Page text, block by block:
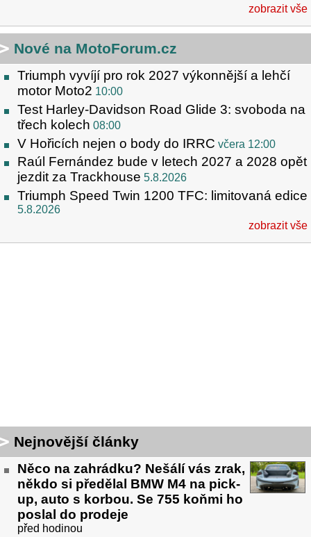
zobrazit vše
Nové na MotoForum.cz
Triumph vyvíjí pro rok 2027 výkonnější a lehčí
motor Moto2 10:00
Test Harley-Davidson Road Glide 3: svoboda na
třech kolech 08:00
V Hořicích nejen o body do IRRC včera 12:00
Raúl Fernández bude v letech 2027 a 2028 opět
jezdit za Trackhouse 5.8.2026
Triumph Speed Twin 1200 TFC: limitovaná edice
5.8.2026
zobrazit vše
Nejnovější články
Něco na zahrádku? Nešálí vás zrak,
někdo si předělal BMW M4 na pick-
up, auto s korbou. Se 755 koňmi ho
poslal do prodeje
před hodinou